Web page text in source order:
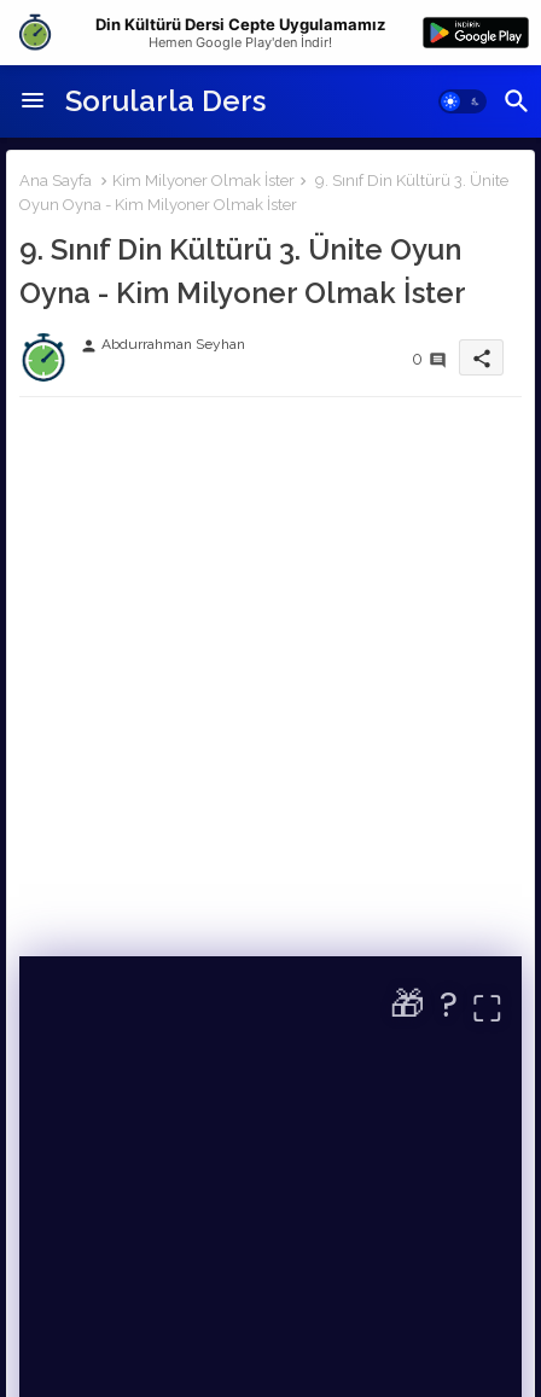
Sorularla Ders
Ana Sayfa Kim Milyoner Olmak İster
9. Sınıf Din Kültürü 3. Ünite
Oyun Oyna - Kim Milyoner Olmak İster
9. Sınıf Din Kültürü 3. Ünite Oyun
Oyna - Kim Milyoner Olmak İster
person Abdurrahman Seyhan
0 share
🎁 ? ⛶
Din Kültürü Dersi Cepte Uygulamamız
Hemen Google Play'den İndir!